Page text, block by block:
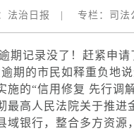
法治日报 专栏： 司法
记录没了！赶紧申请
期的市民如释重负地
施的“信用修复 先行调
高人民法院关于推进
域银行，整合多方资